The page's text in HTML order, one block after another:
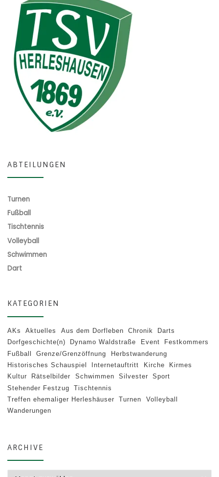
ABTEILUNGEN
Turnen
Fußball
Tischtennis
Volleyball
Schwimmen
Dart
KATEGORIEN
AKs Aktuelles Aus dem Dorfleben Chronik
Darts
Dorfgeschichte(n)
Dynamo Waldstraße Event
Festkommers
Fußball
Grenze/Grenzöffnung
Herbstwanderung
Historisches Schauspiel
Internetauftritt Kirche
Kirmes
Kultur
Rätselbilder Schwimmen Silvester
Sport
Stehender Festzug
Tischtennis
Treffen ehemaliger Herleshäuser
Turnen
Volleyball
Wanderungen
ARCHIVE